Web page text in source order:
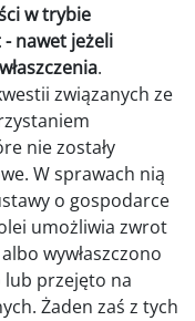
w trybie
nawet jeżeli
.
związanych ze
nie zostały
W sprawach nią
o gospodarce
umożliwia zwrot
wywłaszczono
lub przejęto na
Żaden zaś z tych